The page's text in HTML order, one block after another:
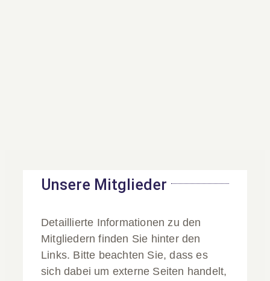
Unsere Mitgliederkoeneke2026-07-
Unsere Mitglieder
Detaillierte Informationen zu den
Mitgliedern finden Sie hinter den
Links. Bitte beachten Sie, dass es
sich dabei um externe Seiten handelt,